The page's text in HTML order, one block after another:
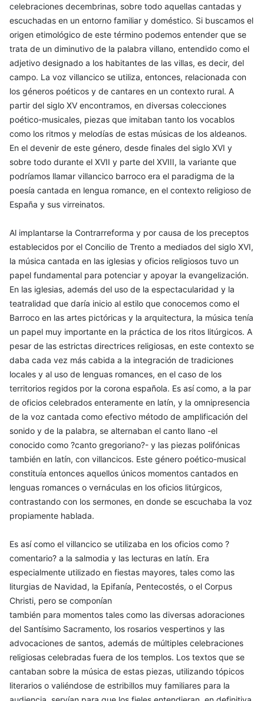
celebraciones decembrinas, sobre todo aquellas cantadas y
escuchadas en un entorno familiar y doméstico. Si buscamos el
origen etimológico de este término podemos entender que se
trata de un diminutivo de la palabra villano, entendido como el
adjetivo designado a los habitantes de las villas, es decir, del
campo. La voz villancico se utiliza, entonces, relacionada con
los géneros poéticos y de cantares en un contexto rural. A
partir del siglo XV encontramos, en diversas colecciones
poético-musicales, piezas que imitaban tanto los vocablos
como los ritmos y melodías de estas músicas de los aldeanos.
En el devenir de este género, desde finales del siglo XVI y
sobre todo durante el XVII y parte del XVIII, la variante que
podríamos llamar villancico barroco era el paradigma de la
poesía cantada en lengua romance, en el contexto religioso de
España y sus virreinatos.
Al implantarse la Contrarreforma y por causa de los preceptos
establecidos por el Concilio de Trento a mediados del siglo XVI,
la música cantada en las iglesias y oficios religiosos tuvo un
papel fundamental para potenciar y apoyar la evangelización.
En las iglesias, además del uso de la espectacularidad y la
teatralidad que daría inicio al estilo que conocemos como el
Barroco en las artes pictóricas y la arquitectura, la música tenía
un papel muy importante en la práctica de los ritos litúrgicos. A
pesar de las estrictas directrices religiosas, en este contexto se
daba cada vez más cabida a la integración de tradiciones
locales y al uso de lenguas romances, en el caso de los
territorios regidos por la corona española. Es así como, a la par
de oficios celebrados enteramente en latín, y la omnipresencia
de la voz cantada como efectivo método de amplificación del
sonido y de la palabra, se alternaban el canto llano -el
conocido como ?canto gregoriano?- y las piezas polifónicas
también en latín, con villancicos. Este género poético-musical
constituía entonces aquellos únicos momentos cantados en
lenguas romances o vernáculas en los oficios litúrgicos,
contrastando con los sermones, en donde se escuchaba la voz
propiamente hablada.
Es así como el villancico se utilizaba en los oficios como ?
comentario? a la salmodia y las lecturas en latín. Era
especialmente utilizado en fiestas mayores, tales como las
liturgias de Navidad, la Epifanía, Pentecostés, o el Corpus
Christi, pero se componían
también para momentos tales como las diversas adoraciones
del Santísimo Sacramento, los rosarios vespertinos y las
advocaciones de santos, además de múltiples celebraciones
religiosas celebradas fuera de los templos. Los textos que se
cantaban sobre la música de estas piezas, utilizando tópicos
literarios o valiéndose de estribillos muy familiares para la